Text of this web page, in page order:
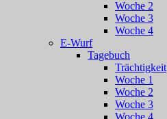
Woche 2
Woche 3
Woche 4
E-Wurf
Tagebuch
Trächtigkeit
Woche 1
Woche 2
Woche 3